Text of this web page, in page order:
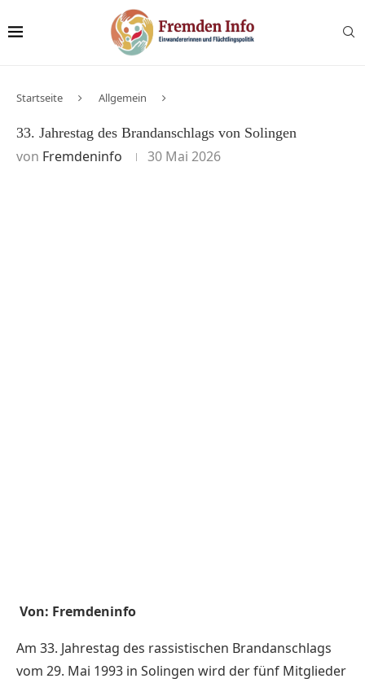
Startseite Allgemein
33. Jahrestag des Brandanschlags von Solingen
von Fremdeninfo 30 Mai 2026
Von: Fremdeninfo
Am 33. Jahrestag des rassistischen Brandanschlags
vom 29. Mai 1993 in Solingen wird der fünf Mitglieder